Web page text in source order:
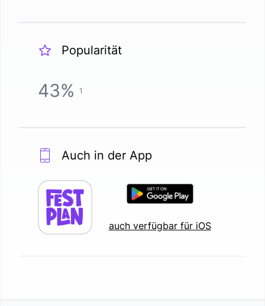
Popularität
43% 1
Auch in der App
auch verfügbar für iOS